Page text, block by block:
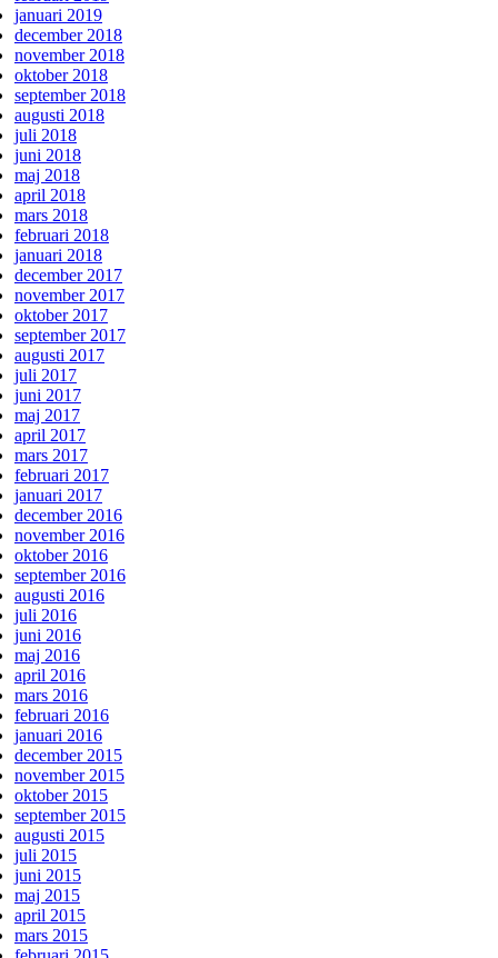
januari 2019
december 2018
november 2018
oktober 2018
september 2018
augusti 2018
juli 2018
juni 2018
maj 2018
april 2018
mars 2018
februari 2018
januari 2018
december 2017
november 2017
oktober 2017
september 2017
augusti 2017
juli 2017
juni 2017
maj 2017
april 2017
mars 2017
februari 2017
januari 2017
december 2016
november 2016
oktober 2016
september 2016
augusti 2016
juli 2016
juni 2016
maj 2016
april 2016
mars 2016
februari 2016
januari 2016
december 2015
november 2015
oktober 2015
september 2015
augusti 2015
juli 2015
juni 2015
maj 2015
april 2015
mars 2015